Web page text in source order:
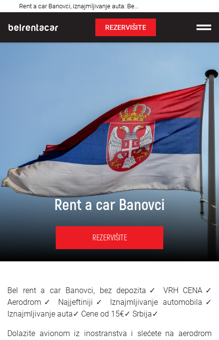
Rent a car Banovci, iznajmljivanje auta: Bel✓
pitanja
REZERVIŠITE
Najčešća pitanja
Blog
Rent a car Banovci
REZERVIŠITE
Bel rent a car Banovci, bez depozita✓ VRH CENA✓
Aerodrom✓ Najjeftiniji✓ Iznajmljivanje automobila✓
Iznajmljivanje auta✓ Cene od 15€✓ Srbija✓
Dolazite avionom iz inostranstva i slećete na aerodrom